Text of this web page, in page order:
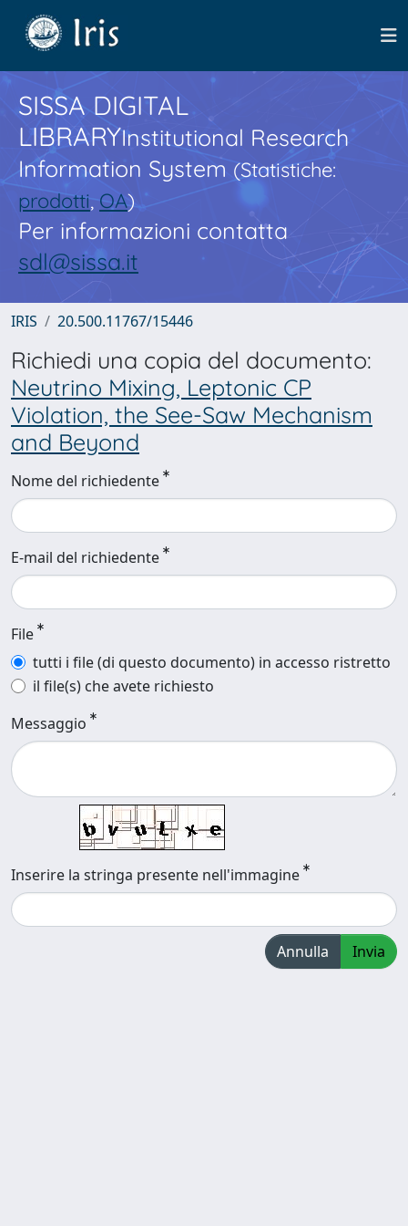
SISSA DIGITAL
LIBRARYInstitutional Research
Information System(Statistiche:
prodotti,OA)
Per informazioni contatta
sdl@sissa.it
IRIS 20.500.11767/15446
Richiedi una copia del documento:
Neutrino Mixing, Leptonic CP
Violation, the See-Saw Mechanism
and Beyond
Nome del richiedente
E-mail del richiedente
File
tutti i file (di questo documento) in accesso ristretto
il file(s) che avete richiesto
Messaggio
Inserire la stringa presente nell'immagine
Annulla Invia